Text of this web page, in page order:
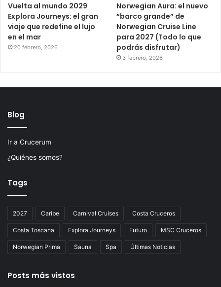
Vuelta al mundo 2029
Explora Journeys: el gran
viaje que redefine el lujo
en el mar
20 febrero, 2026
Norwegian Aura: el nuevo
“barco grande” de
Norwegian Cruise Line
para 2027 (Todo lo que
podrás disfrutar)
3 febrero, 2026
Blog
Ir a Crucerum
¿Quiénes somos?
Tags
2027 Caribe Carnival Cruises Costa Cruceros
Costa Toscana Explora Journeys Futuro MSC Cruceros
Norwegian Prima Sauna Spa Últimas Noticias
Posts más vistos